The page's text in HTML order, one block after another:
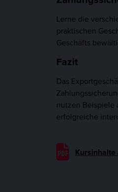
Lerne die
praktischen
Geschäfts
Fazit
Das
nutzen Beispiele
erfolgreiche
Kursinhalte